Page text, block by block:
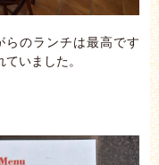
らのランチは最高です
いました。